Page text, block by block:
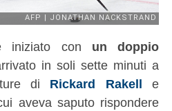
iniziato con un doppio
in soli sette minuti a
di Rickard Rakell e
aveva saputo rispondere